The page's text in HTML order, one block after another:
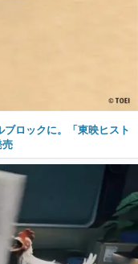
ブロックに。「東映ヒスト
売